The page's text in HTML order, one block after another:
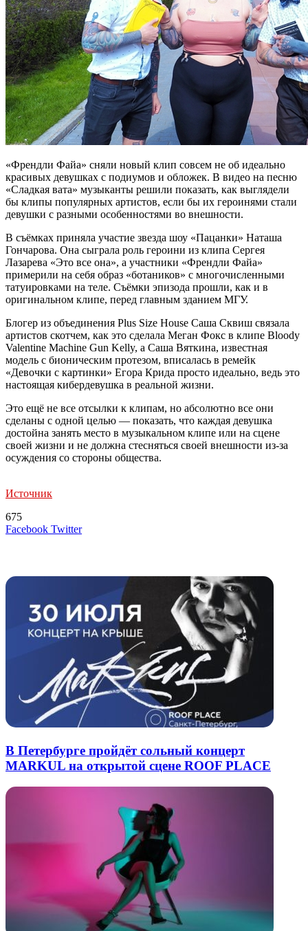
«Френдли Файа» сняли новый клип совсем не об идеально
красивых девушках с подиумов и обложек. В видео на песню
«Сладкая вата» музыканты решили показать, как выглядели
бы клипы популярных артистов, если бы их героинями стали
девушки с разными особенностями во внешности.
В съёмках приняла участие звезда шоу «Пацанки» Наташа
Гончарова. Она сыграла роль героини из клипа Сергея
Лазарева «Это все она», а участники «Френдли Файа»
примерили на себя образ «ботаников» с многочисленными
татуировками на теле. Съёмки эпизода прошли, как и в
оригинальном клипе, перед главным зданием МГУ.
Блогер из объединения Plus Size House Саша Сквиш связала
артистов скотчем, как это сделала Меган Фокс в клипе Bloody
Valentine Machine Gun Kelly, а Саша Вяткина, известная
модель с бионическим протезом, вписалась в ремейк
«Девочки с картинки» Егора Крида просто идеально, ведь это
настоящая кибердевушка в реальной жизни.
Это ещё не все отсылки к клипам, но абсолютно все они
сделаны с одной целью — показать, что каждая девушка
достойна занять место в музыкальном клипе или на сцене
своей жизни и не должна стесняться своей внешности из-за
осуждения со стороны общества.
Источник
675
Facebook TwitterLinkedIn
Tumblr
Reddit
Вконтакте
Одноклассники
Skype
Messenger
Messenger
WhatsApp
Telegram
Viber
Line
Поделиться
Печатать
В Петербурге пройдёт сольный концерт
MARKUL на открытой сцене ROOF PLACE